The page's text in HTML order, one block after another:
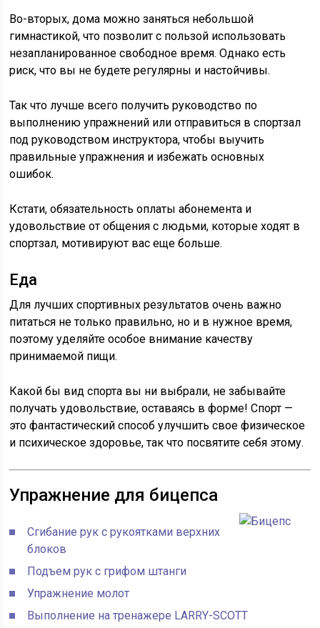
Во-вторых, дома можно заняться небольшой
гимнастикой, что позволит с пользой использовать
незапланированное свободное время. Однако есть
риск, что вы не будете регулярны и настойчивы.
Так что лучше всего получить руководство по
выполнению упражнений или отправиться в спортзал
под руководством инструктора, чтобы выучить
правильные упражнения и избежать основных
ошибок.
Кстати, обязательность оплаты абонемента и
удовольствие от общения с людьми, которые ходят в
спортзал, мотивируют вас еще больше.
Еда
Для лучших спортивных результатов очень важно
питаться не только правильно, но и в нужное время,
поэтому уделяйте особое внимание качеству
принимаемой пищи.
Какой бы вид спорта вы ни выбрали, не забывайте
получать удовольствие, оставаясь в форме! Спорт —
это фантастический способ улучшить свое физическое
и психическое здоровье, так что посвятите себя этому.
Упражнение для бицепса
Сгибание рук с рукоятками верхних
блоков
Подъем рук с грифом штанги
Упражнение молот
Выполнение на тренажере LARRY-SCOTT